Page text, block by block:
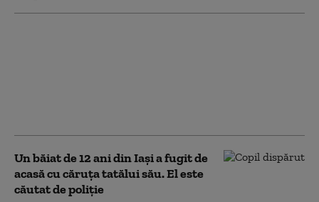
Un băiat de 12 ani din Iași a fugit de
acasă cu căruţa tatălui său. El este
căutat de poliție